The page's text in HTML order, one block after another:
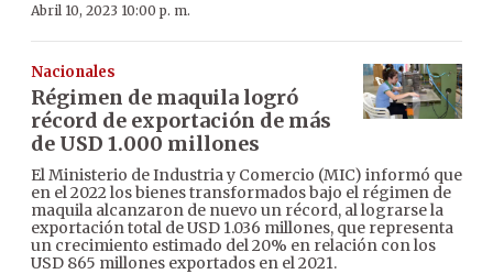
Abril 10, 2023 10:00 p. m.
Nacionales
Régimen de maquila logró
récord de exportación de más
de USD 1.000 millones
El Ministerio de Industria y Comercio (MIC) informó que
en el 2022 los bienes transformados bajo el régimen de
maquila alcanzaron de nuevo un récord, al lograrse la
exportación total de USD 1.036 millones, que representa
un crecimiento estimado del 20% en relación con los
USD 865 millones exportados en el 2021.